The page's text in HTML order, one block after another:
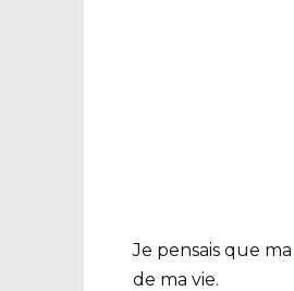
Je pensais que
de ma vie.